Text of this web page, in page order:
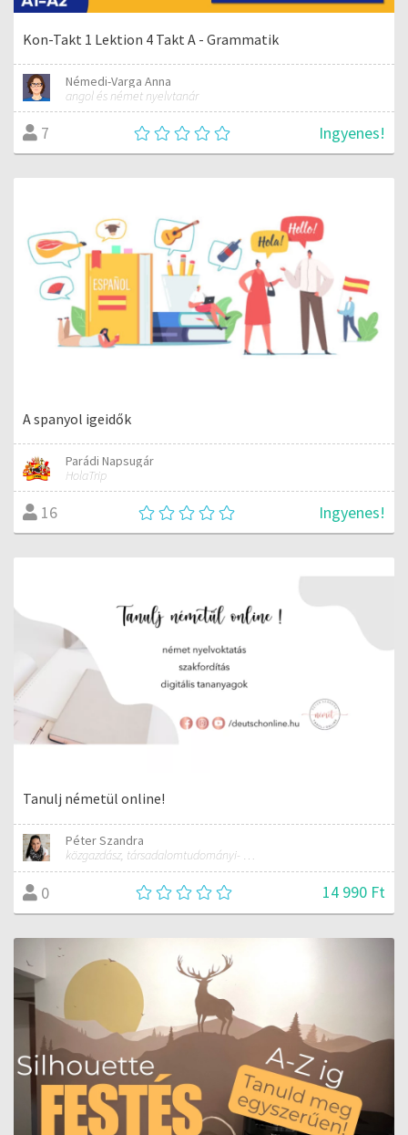
Kon-Takt 1 Lektion 4 Takt A - Grammatik
Némedi-Varga Anna
angol és német nyelvtanár
7 Ingyenes!
A spanyol igeidők
Parádi Napsugár
HolaTrip
16 Ingyenes!
Tanulj németül online!
Péter Szandra
közgazdász, társadalomtudományi- és gazdasági szakfordító, tanár
0 14 990 Ft